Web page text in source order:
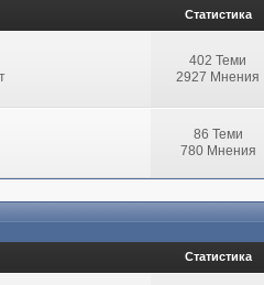
Статистика
402 Теми
2927 Мнения
86 Теми
780 Мнения
Статистика